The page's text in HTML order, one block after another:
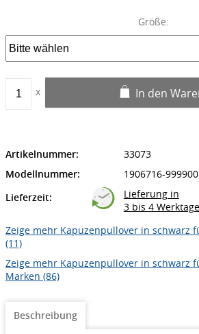
Größe:
In den
Artikelnummer:
33073
Modellnummer:
1906716-999900
Lieferzeit:
Lieferung in
3 bis 4
Zeige mehr Kapuzenpullover in schwarz
(11)
Zeige mehr Kapuzenpullover in schwarz
Marken (86)
Beschreibung